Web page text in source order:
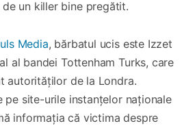
un killer bine pregătit.
Media, bărbatul ucis este Izzet
al bandei Tottenham Turks, care
autorităților de la Londra.
pe site-urile instanțelor naționale
informația că victima despre